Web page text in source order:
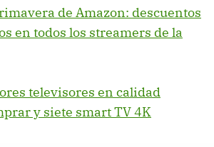
de Amazon: descuentos
en todos los streamers de la
televisores en calidad
y siete smart TV 4K